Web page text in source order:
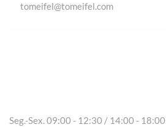
tomeifel@tomeifel.com
Seg.-Sex. 09:00 - 12:30 / 14:00 - 18:00